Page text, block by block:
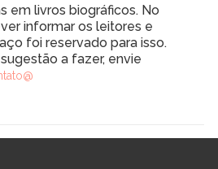
em livros biográficos. No
informar os leitores e
foi reservado para isso.
a fazer, envie